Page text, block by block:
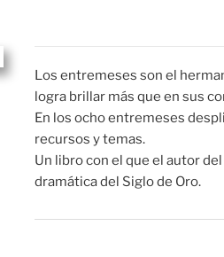
Los entremeses son el
logra brillar más que en sus
En los ocho entremeses
recursos y temas.
Un libro con el que el autor
dramática del Siglo de Oro.